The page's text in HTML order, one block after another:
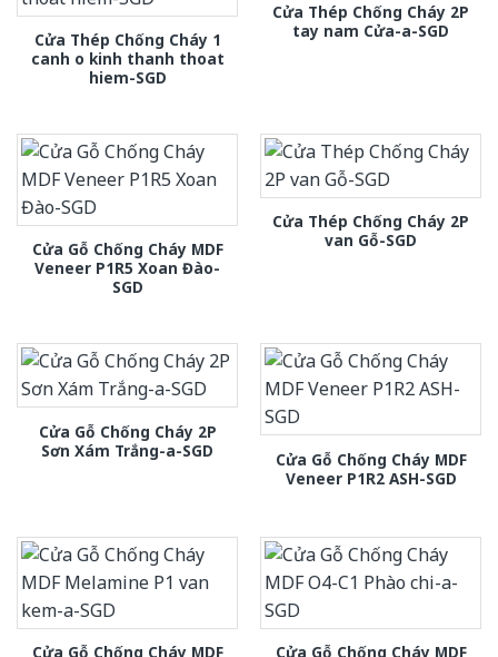
Cửa Thép Chống Cháy 1
canh o kinh thanh thoat
hiem-SGD
Cửa Thép Chống Cháy 2P
tay nam Cửa-a-SGD
Cửa Gỗ Chống Cháy MDF
Veneer P1R5 Xoan Đào-
SGD
Cửa Thép Chống Cháy 2P
van Gỗ-SGD
Cửa Gỗ Chống Cháy 2P
Sơn Xám Trắng-a-SGD
Cửa Gỗ Chống Cháy MDF
Veneer P1R2 ASH-SGD
Cửa Gỗ Chống Cháy MDF
Cửa Gỗ Chống Cháy MDF